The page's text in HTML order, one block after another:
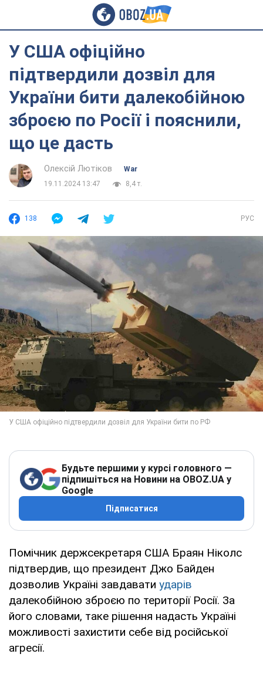
У США офіційно
підтвердили дозвіл для
України бити далекобійною
зброєю по Росії і пояснили,
що це дасть
Олексій Лютіков
War
19.11.2024 13:47
8,4 т.
138 РУС
Будьте першими у курсі головного —
підпишіться на Новини на OBOZ.UA у
Google
Підписатися
Помічник держсекретаря США Браян Ніколс
підтвердив, що президент Джо Байден
дозволив Україні завдавати ударів
далекобійною зброєю по території Росії. За
його словами, таке рішення надасть Україні
можливості захистити себе від російської
агресії.